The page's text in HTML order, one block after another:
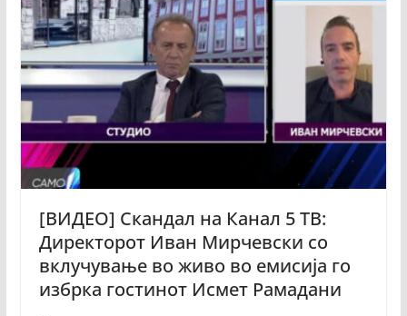
[ВИДЕО] Скандал на Канал 5 ТВ:
Директорот Иван Мирчевски со
вклучување во живо во емисија го
избрка гостинот Исмет Рамадани